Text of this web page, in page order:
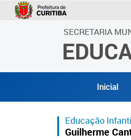
SECRETARIA
Inicial
Educação
Guilherme